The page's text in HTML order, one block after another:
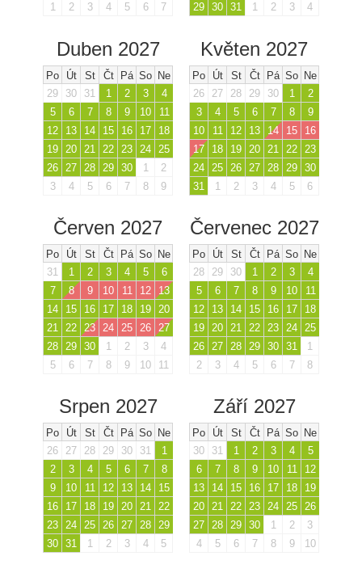
1
2 3 4 5 6 7
29 30 31 1 2 3 4
Duben 2027
Po Út St Čt Pá So Ne
29
30 31 1 2 3
4
5
6 7 8 9 10
11
12
13 14 15 16 17
18
19
20 21 22 23 24
25
26
27 28 29 30 1
2
3
4 5 6 7 8 9
Květen 2027
Po Út St Čt Pá So Ne
26
27 28 29 30 1
2
3
4 5 6 7 8
9
10
11 12 13 14 15
16
17
18 19 20 21 22
23
24
25 26 27 28 29 30
31
1 2 3 4 5 6
Červen 2027
Po Út St Čt Pá So Ne
31
1 2 3 4 5
6
7
8 9 10 11 12
13
14
15 16 17 18 19 20
21 22 23 24 25 26 27
28 29 30 1 2 3
4
5
6 7 8 9 10 11
Červenec 2027
Po Út St Čt Pá So Ne
28
29 30 1 2 3
4
5
6 7 8 9 10
11
12
13 14 15 16 17
18
19 20 21 22 23 24 25
26 27 28 29 30 31
1
2
3 4 5 6 7 8
Srpen 2027
Po Út St Čt Pá So Ne
26
27 28 29 30 31
1
2
3 4 5 6 7
8
9
10 11 12 13 14
15
16
17 18 19 20 21 22
23 24 25 26 27 28 29
30 31 1 2 3 4 5
Září 2027
Po Út St Čt Pá So Ne
30
31 1 2 3 4
5
6
7 8 9 10 11
12
13
14 15 16 17 18
19
20 21 22 23 24 25 26
27 28 29 30 1 2
3
4
5 6 7 8 9 10